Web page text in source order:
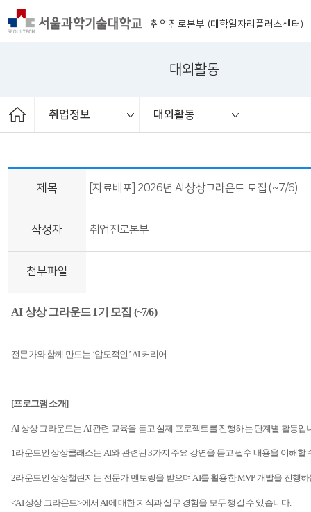
|취업진로본부 (대학일자리플러스센터)
대외활동
취업정보 대외활동
취업상담
프로그램
채용공고
취업정보
ST커리어멘토링
취업진로본부
공지사항
대외활동
청년정책
취업 서포터즈
보도자료
제목 [자료배포] 2026년 AI 상상그라운드 모집 (~7/6)
작성자 취업진로본부
첨부파일
AI상상 그라운드1기 모집 (~7/6)
전문가와 함께 만드는 ‘압도적인 ’ AI 커리어
[프로그램 소개]
AI상상 그라운드는 AI관련 교육을 듣고 실제 프로젝트를 진행하는 단계별 활동입
1라운드인 상상클래스는 AI와 관련된 3가지 주요 강연을 듣고 필수 내용을 이해할
2라운드인 상상챌린지는 전문가 멘토링을 받으며 AI를 활용한MVP 개발을 진행
<AI상상 그라운드>에서 AI에 대한 지식과 실무 경험을 모두 챙길 수 있습니다.